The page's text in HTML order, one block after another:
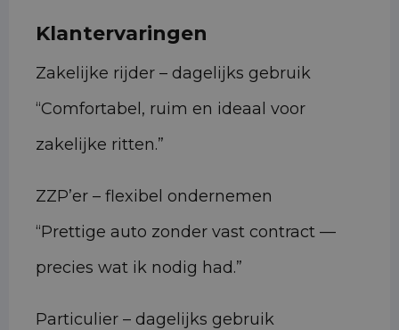
Klantervaringen
Zakelijke rijder – dagelijks gebruik
“Comfortabel, ruim en ideaal voor
zakelijke ritten.”
ZZP’er – flexibel ondernemen
“Prettige auto zonder vast contract —
precies wat ik nodig had.”
Particulier – dagelijks gebruik